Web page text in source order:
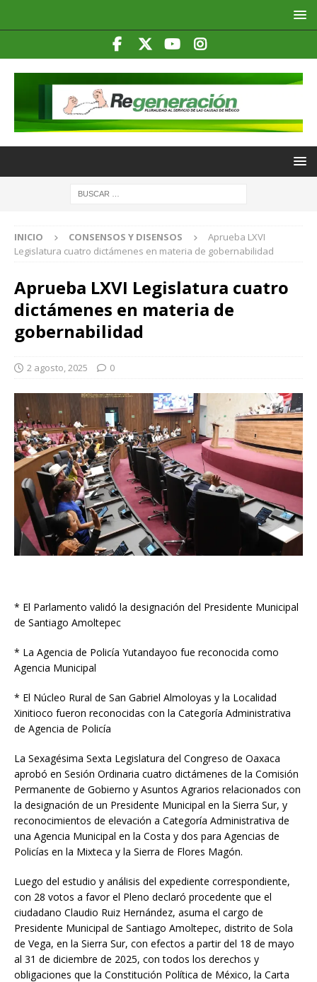
INICIO CONSENSOS Y DISENSOS
Aprueba LXVI
Legislatura cuatro dictámenes en materia de gobernabilidad
Aprueba LXVI Legislatura cuatro
dictámenes en materia de
gobernabilidad
2 agosto, 2025 0
* El Parlamento validó la designación del Presidente Municipal
de Santiago Amoltepec
* La Agencia de Policía Yutandayoo fue reconocida como
Agencia Municipal
* El Núcleo Rural de San Gabriel Almoloyas y la Localidad
Xinitioco fueron reconocidas con la Categoría Administrativa
de Agencia de Policía
La Sexagésima Sexta Legislatura del Congreso de Oaxaca
aprobó en Sesión Ordinaria cuatro dictámenes de la Comisión
Permanente de Gobierno y Asuntos Agrarios relacionados con
la designación de un Presidente Municipal en la Sierra Sur, y
reconocimientos de elevación a Categoría Administrativa de
una Agencia Municipal en la Costa y dos para Agencias de
Policías en la Mixteca y la Sierra de Flores Magón.
Luego del estudio y análisis del expediente correspondiente,
con 28 votos a favor el Pleno declaró procedente que el
ciudadano Claudio Ruiz Hernández, asuma el cargo de
Presidente Municipal de Santiago Amoltepec, distrito de Sola
de Vega, en la Sierra Sur, con efectos a partir del 18 de mayo
al 31 de diciembre de 2025, con todos los derechos y
obligaciones que la Constitución Política de México, la Carta